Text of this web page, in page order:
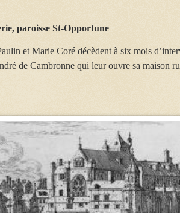
paroisse St-Opportune
et Marie Coré décèdent à six mois
de Cambronne qui leur ouvre sa maison